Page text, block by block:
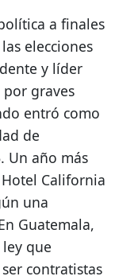
a finales
elecciones
y líder
por graves
entró como
de
Un año más
California
una
Guatemala,
que
contratistas